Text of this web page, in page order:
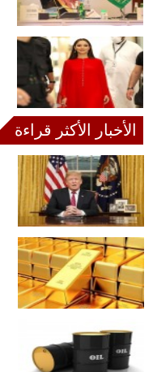
الأخبار الأكثر قراءة